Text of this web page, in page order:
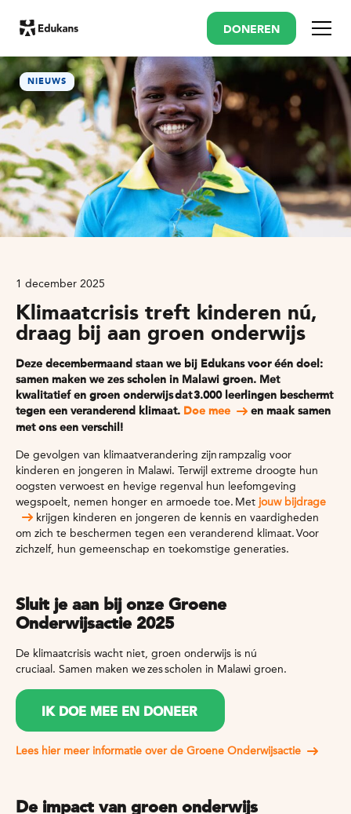
DONEREN Menu
NIEUWS
1 december 2025
Klimaatcrisis treft kinderen nú,
draag bij aan groen onderwijs
Deze decembermaand staan we bij Edukans vooréén doel :
samen maken we zes scholen in Malawi groen. Met
kwalitatief en groen onderwijsdat3.000 leerlingen beschermt
tegen een veranderend klimaat. Doe mee en maak samen
met ons een verschil!
De gevolgen van klimaatverandering zijn rampzalig voor
kinderen en jongeren in Malawi. Terwijl extreme droogte hun
oogsten verwoest en hevige regenval hun leefomgeving
wegspoelt, nemen honger en armoede toe. Met jouw bijdrage
krijgen kinderen en jongeren de kennis en vaardigheden
om zich te beschermen tegen een veranderend klimaat.Voor
zichzelf, hun gemeenschap en toekomstige generaties.
Sluit je aan bij onze Groene
Onderwijsactie 2025
De klimaatcrisis wacht niet, groen onderwijs is nú
cruciaal. Samen maken wezesscholen in Malawi groen.
IK DOE MEE EN DONEER
Lees hier meer informatie over de Groene Onderwijsactie
De impact van groen onderwijs